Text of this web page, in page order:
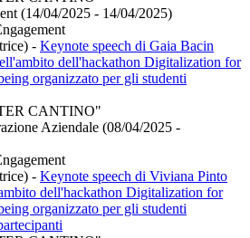
(14/04/2025 - 14/04/2025)
- Keynote speech di Gaia Bacin
dell'hackathon Digitalization for
organizzato per gli studenti
CANTINO"
Aziendale (08/04/2025 -
- Keynote speech di Viviana Pinto
dell'hackathon Digitalization for
organizzato per gli studenti